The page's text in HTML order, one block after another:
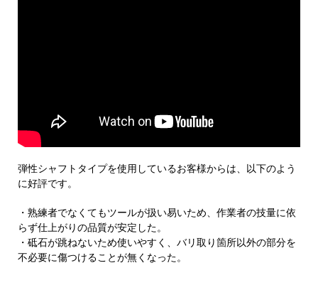
弾性シャフトタイプを使用しているお客様からは、以下のよう
に好評です。
・熟練者でなくてもツールが扱い易いため、作業者の技量に依
らず仕上がりの品質が安定した。
・砥石が跳ねないため使いやすく、バリ取り箇所以外の部分を
不必要に傷つけることが無くなった。